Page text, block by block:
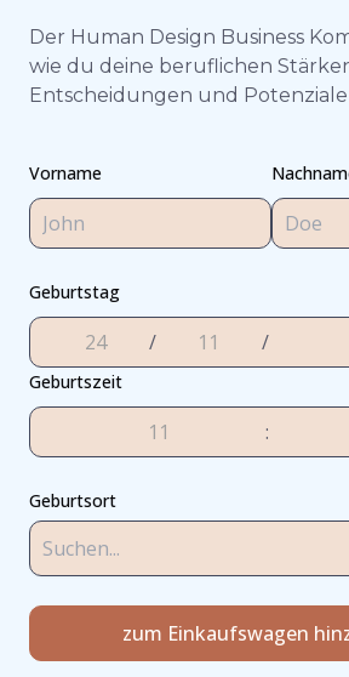
Description
Der Human Design Business
wie du deine beruflichen
Entscheidungen und
Vorname
Geburtstag
/ /
Geburtszeit
:
Geburtsort
zum Einkaufswagen